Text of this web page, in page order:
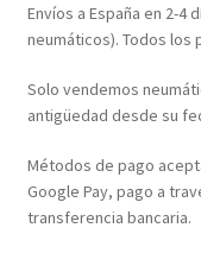
Envíos a España en 2-4
neumáticos). Todos los
Solo vendemos
antigüedad desde su
Métodos de pago
Google Pay, pago a
transferencia bancaria.